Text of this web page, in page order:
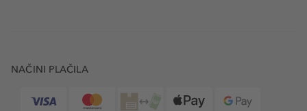
NAČINI PLAČILA